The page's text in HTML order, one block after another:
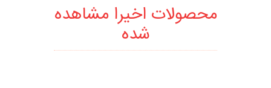
محصولات اخیرا مشاهده
شده